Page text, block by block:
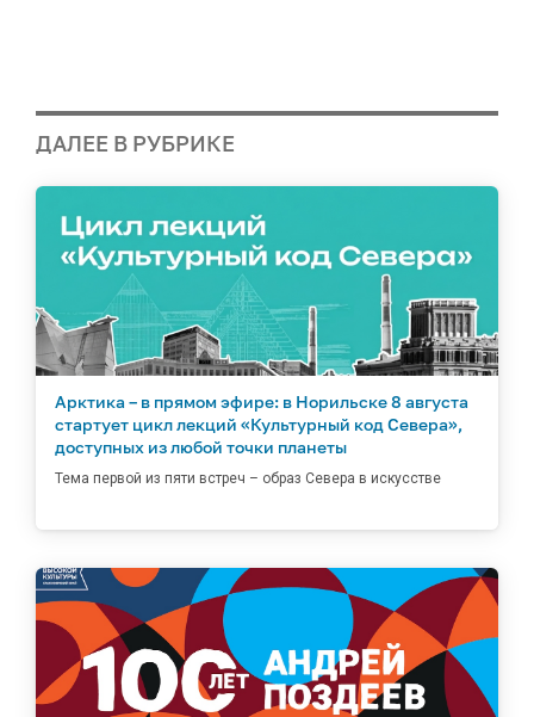
ДАЛЕЕ В РУБРИКЕ
Арктика – в прямом эфире: в Норильске 8 августа
стартует цикл лекций «Культурный код Севера»,
доступных из любой точки планеты
Тема первой из пяти встреч – образ Севера в искусстве